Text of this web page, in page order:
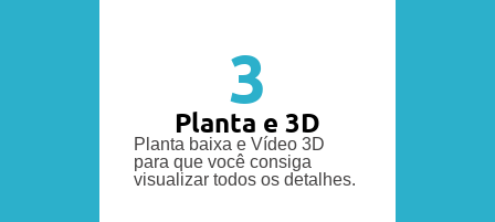
3
Planta e 3D
Planta baixa e Vídeo 3D
para que você consiga
visualizar todos os detalhes.